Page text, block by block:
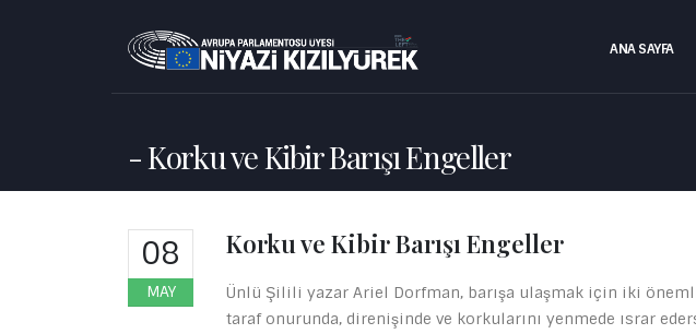
ANA SAYFA
Korku ve Kibir Barışı Engeller
08
MAY
Korku ve Kibir Barışı Engeller
Ünlü Şilili yazar Ariel Dorfman, barışa ulaşmak için iki
taraf onurunda, direnişinde ve korkularını yenmede ısrar